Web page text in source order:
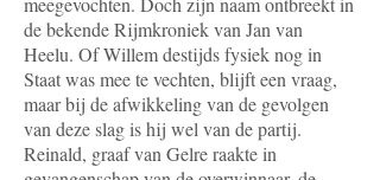
de bekende Rijmkroniek van Jan van
Heelu. Of Willem destijds fysiek nog in
Staat was mee te vechten, blijft een vraag,
maar bij de afwikkeling van de gevolgen
van deze slag is hij wel van de partij.
Reinald, graaf van Gelre raakte in